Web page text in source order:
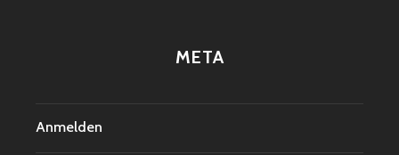
META
Anmelden